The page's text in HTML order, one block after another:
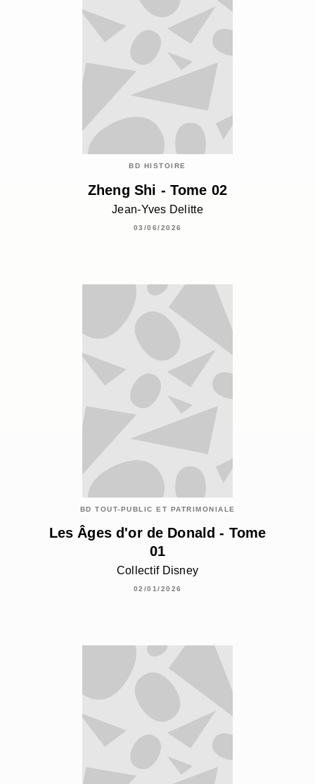
BD HISTOIRE
Zheng Shi - Tome 02
Jean-Yves Delitte
03/06/2026
BD TOUT-PUBLIC ET PATRIMONIALE
Les Âges d'or de Donald - Tome
01
Collectif Disney
02/01/2026